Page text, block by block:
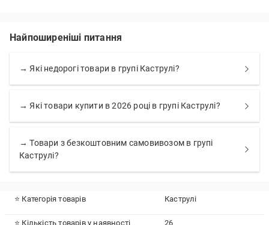
Найпоширеніші питання
→ Які недорогі товари в групі Каструлі?
→ Які товари купити в 2026 році в групі Каструлі?
→ Товари з безкоштовним самовивозом в групі
Каструлі?
⭐ Категорія товарів Каструлі
⭐ Кількість товарів у наявності 26